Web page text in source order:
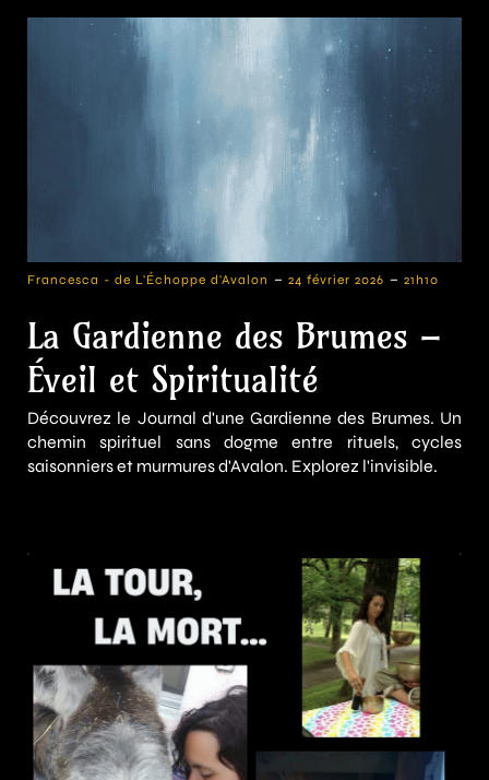
Francesca - de L'Échoppe d'Avalon - 24 février 2026 - 21h10
La Gardienne des Brumes –
Éveil et Spiritualité
Découvrez le Journal d'une Gardienne des Brumes. Un
chemin spirituel sans dogme entre rituels, cycles
saisonniers et murmures d'Avalon. Explorez l'invisible.